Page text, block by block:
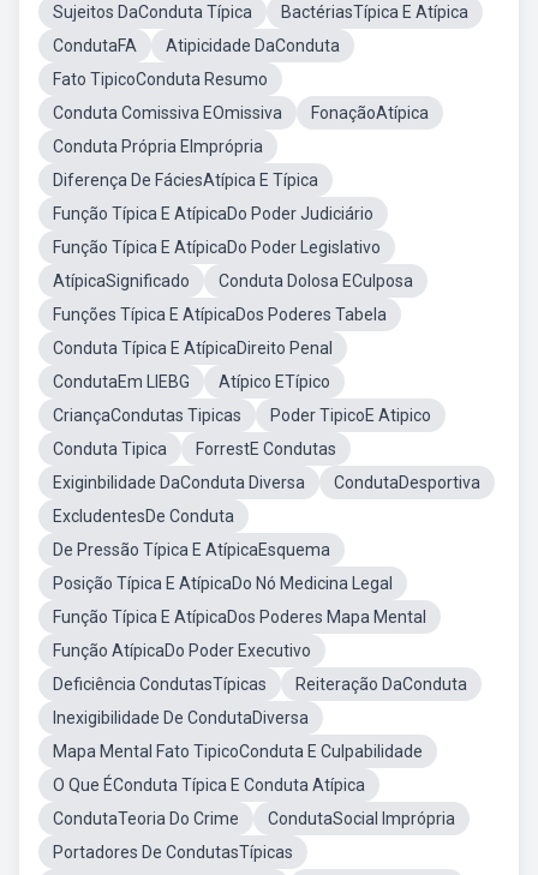
Sujeitos DaConduta Típica
BactériasTípica E Atípica
CondutaFA
Atipicidade DaConduta
Fato TipicoConduta Resumo
Conduta Comissiva EOmissiva
FonaçãoAtípica
Conduta Própria EImprópria
Diferença De FáciesAtípica E Típica
Função Típica E AtípicaDo Poder Judiciário
Função Típica E AtípicaDo Poder Legislativo
AtípicaSignificado
Conduta Dolosa ECulposa
Funções Típica E AtípicaDos Poderes Tabela
Conduta Típica E AtípicaDireito Penal
CondutaEm LIEBG
Atípico ETípico
CriançaCondutas Tipicas
Poder TipicoE Atipico
Conduta Tipica
ForrestE Condutas
Exiginbilidade DaConduta Diversa
CondutaDesportiva
ExcludentesDe Conduta
De Pressão Típica E AtípicaEsquema
Posição Típica E AtípicaDo Nó Medicina Legal
Função Típica E AtípicaDos Poderes Mapa Mental
Função AtípicaDo Poder Executivo
Deficiência CondutasTípicas
Reiteração DaConduta
Inexigibilidade De CondutaDiversa
Mapa Mental Fato TipicoConduta E Culpabilidade
O Que ÉConduta Típica E Conduta Atípica
CondutaTeoria Do Crime
CondutaSocial Imprópria
Portadores De CondutasTípicas